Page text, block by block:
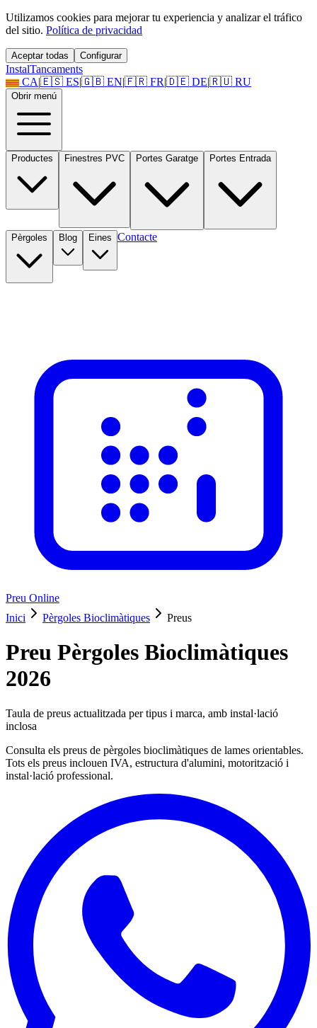
Utilizamos cookies para mejorar tu experiencia y analizar el tráfico
del sitio. Política de privacidad
Aceptar todas Configurar
InstalTancaments
CA|🇪🇸 ES|🇬🇧 EN|🇫🇷 FR|🇩🇪 DE|🇷🇺 RU
Obrir menú
Productes Finestres PVC Portes Garatge Portes Entrada
Pèrgoles Blog Eines Contacte
Preu Online
Inici
Pèrgoles Bioclimàtiques Preus
Preu Pèrgoles Bioclimàtiques
2026
Taula de preus actualitzada per tipus i marca, amb instal·lació
inclosa
Consulta els preus de pèrgoles bioclimàtiques de lames orientables.
Tots els preus inclouen IVA, estructura d'alumini, motorització i
instal·lació professional.